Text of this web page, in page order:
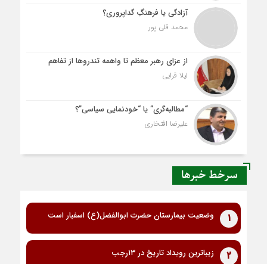
آزادگی یا فرهنگِ گداپروری؟
محمد قلی پور
از عزای رهبر معظم تا واهمه تندروها از تفاهم
لیلا قرایی
“مطالبه‌گری” یا “خودنمایی سیاسی”؟
علیرضا افتخاری
سرخط خبرها
1 وضعیت بیمارستان حضرت ابوالفضل(ع) اسفبار است
2 زیباترین رویداد تاریخ در ۱۳رجب